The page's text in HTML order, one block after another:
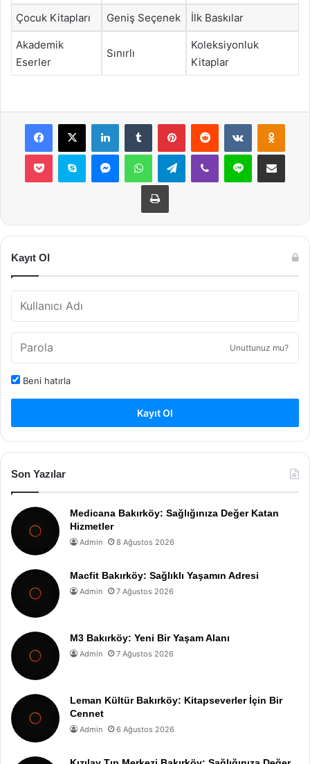
Çocuk Kitapları Geniş Seçenek İlk Baskılar
Akademik
Eserler
Sınırlı
Koleksiyonluk
Kitaplar
Facebook
X LinkedInTumblr PinterestReddit VKontakte
Pocket Skype MessengerWhatsAppTelegramViber Line E-Posta ile
Yazdır
Kayıt Ol
Unuttunuz mu?
Beni hatırla
Kayıt Ol
Son Yazılar
Medicana Bakırköy: Sağlığınıza Değer Katan
Hizmetler
Admin 8 Ağustos 2026
Macfit Bakırköy: Sağlıklı Yaşamın Adresi
Admin 7 Ağustos 2026
M3 Bakırköy: Yeni Bir Yaşam Alanı
Admin 7 Ağustos 2026
Leman Kültür Bakırköy: Kitapseverler İçin Bir
Cennet
Admin 6 Ağustos 2026